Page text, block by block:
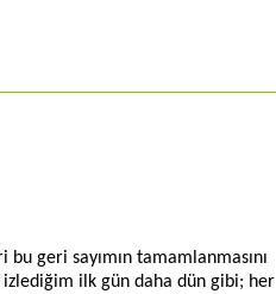
geri sayımın tamamlanmasını
ilk gün daha dün gibi; her